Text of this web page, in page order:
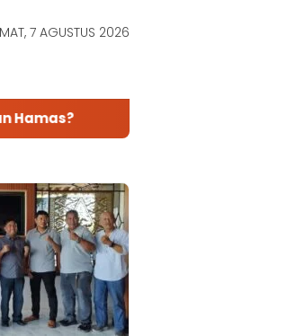
7 AGUSTUS 2026
Sekolah “Sekuler” yang